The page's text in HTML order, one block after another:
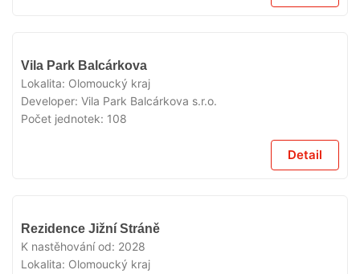
Vila Park Balcárkova
Lokalita: Olomoucký kraj
Developer: Vila Park Balcárkova s.r.o.
Počet jednotek: 108
Detail
Rezidence Jižní Stráně
K nastěhování od: 2028
Lokalita: Olomoucký kraj